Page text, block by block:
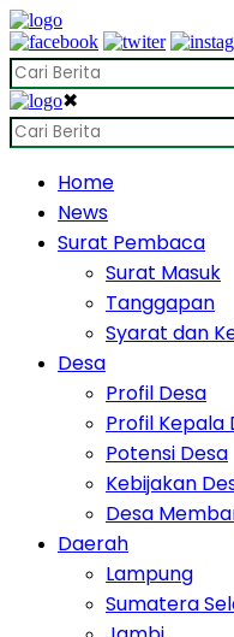
✖
Home
News
Surat Pembaca
Surat Masuk
Tanggapan
Syarat dan
Desa
Profil Desa
Profil Kepala
Potensi Desa
Kebijakan
Desa
Daerah
Lampung
Sumatera